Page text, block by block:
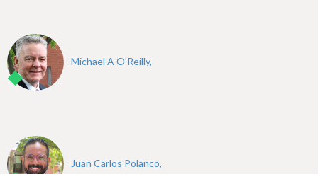
Michael A O'Reilly,
Juan Carlos Polanco,